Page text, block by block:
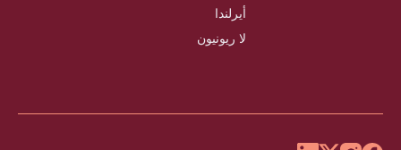
أيرلندا
لا ريونيون